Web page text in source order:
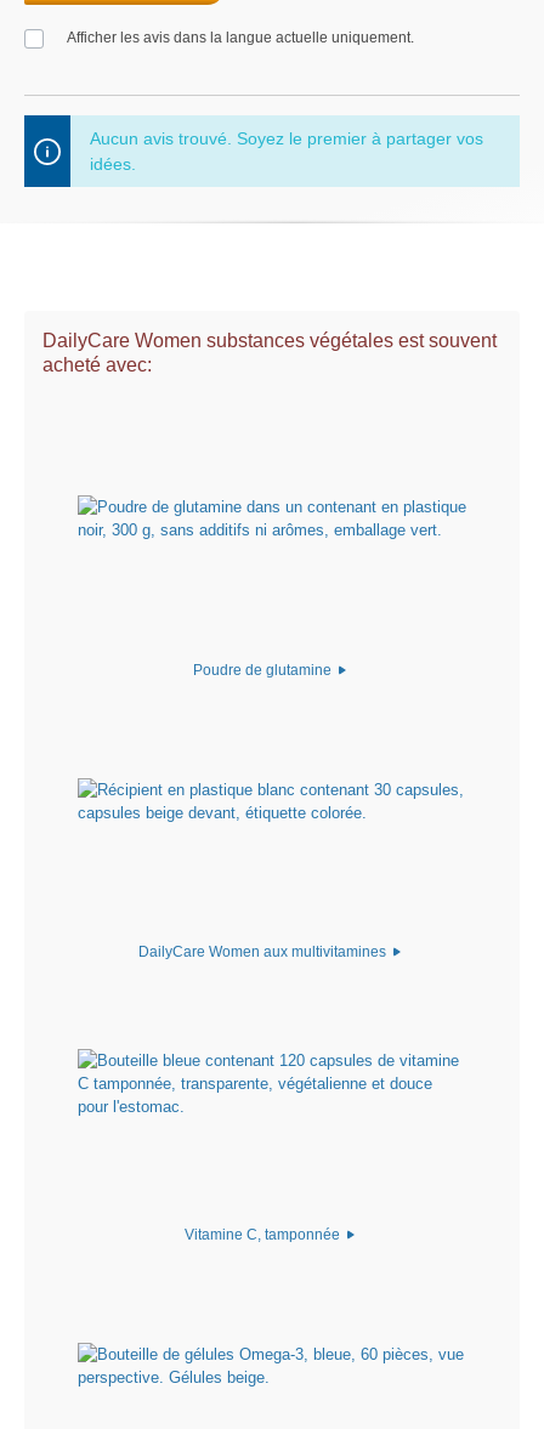
Afficher les avis dans la langue actuelle uniquement.
Aucun avis trouvé. Soyez le premier à partager vos
idées.
DailyCare Women substances végétales est souvent
acheté avec:
Poudre de glutamine
DailyCare Women aux multivitamines
Vitamine C, tamponnée